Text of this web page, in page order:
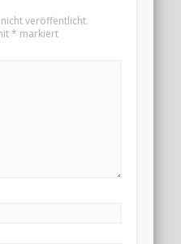
veröffentlicht.
* markiert